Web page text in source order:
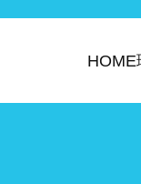
HOME